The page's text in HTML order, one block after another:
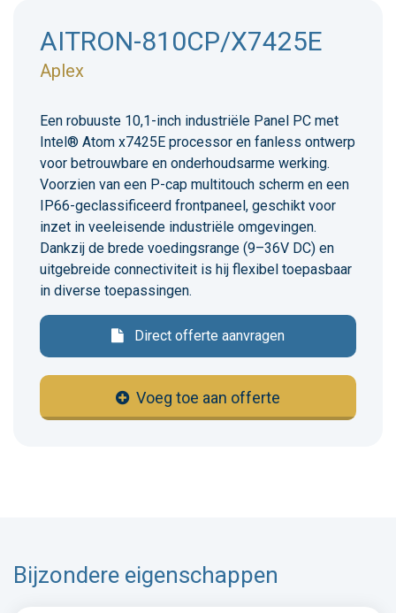
AITRON-810CP/X7425E
Aplex
Een robuuste 10,1-inch industriële Panel PC met
Intel® Atom x7425E processor en fanless ontwerp
voor betrouwbare en onderhoudsarme werking.
Voorzien van een P-cap multitouch scherm en een
IP66-geclassificeerd frontpaneel, geschikt voor
inzet in veeleisende industriële omgevingen.
Dankzij de brede voedingsrange (9–36V DC) en
uitgebreide connectiviteit is hij flexibel toepasbaar
in diverse toepassingen.
Direct offerte aanvragen
Voeg toe aan offerte
Bijzondere eigenschappen